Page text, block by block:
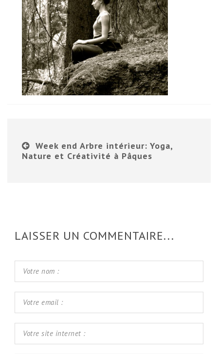
Week end Arbre intérieur: Yoga,
Nature et Créativité à Pâques
LAISSER UN COMMENTAIRE...